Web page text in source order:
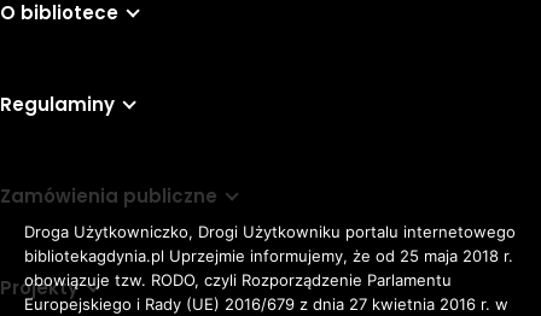
O bibliotece
Regulaminy
Zamówienia publiczne
Projekty
Droga Użytkowniczko, Drogi Użytkowniku portalu internetowego
bibliotekagdynia.pl Uprzejmie informujemy, że od 25 maja 2018 r.
obowiązuje tzw. RODO, czyli Rozporządzenie Parlamentu
Europejskiego i Rady (UE) 2016/679 z dnia 27 kwietnia 2016 r. w